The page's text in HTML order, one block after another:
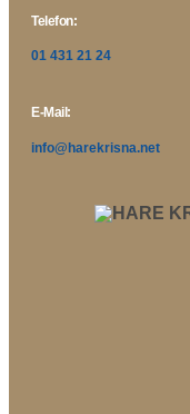
Telefon:
01 431 21 24
E-Mail:
info@harekrisna.net